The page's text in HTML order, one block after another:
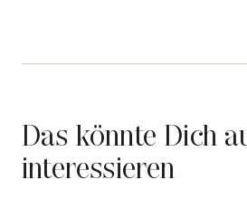
Das könnte Dich
interessieren